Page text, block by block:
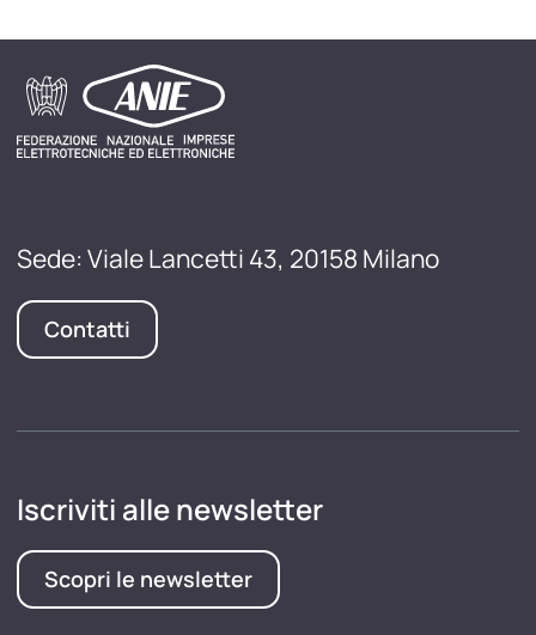
Sede: Viale Lancetti 43, 20158 Milano
Contatti
Iscriviti alle newsletter
Scopri le newsletter